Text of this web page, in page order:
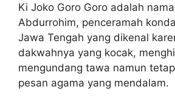
Ki Joko Goro Goro adalah
Abdurrohim, penceramah
Jawa Tengah yang dikenal
dakwahnya yang kocak,
mengundang tawa namun
pesan agama yang mendalam.